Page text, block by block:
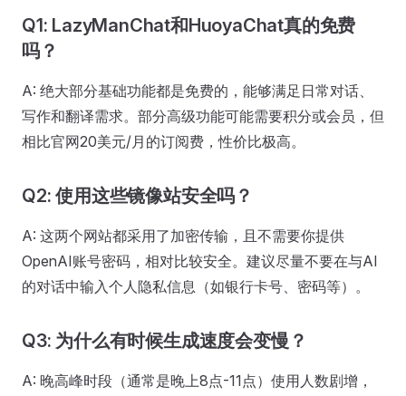
Q1: LazyManChat和HuoyaChat真的免费
吗？
A: 绝大部分基础功能都是免费的，能够满足日常对话、
写作和翻译需求。部分高级功能可能需要积分或会员，但
相比官网20美元/月的订阅费，性价比极高。
Q2: 使用这些镜像站安全吗？
A: 这两个网站都采用了加密传输，且不需要你提供
OpenAI账号密码，相对比较安全。建议尽量不要在与AI
的对话中输入个人隐私信息（如银行卡号、密码等）。
Q3: 为什么有时候生成速度会变慢？
A: 晚高峰时段（通常是晚上8点-11点）使用人数剧增，